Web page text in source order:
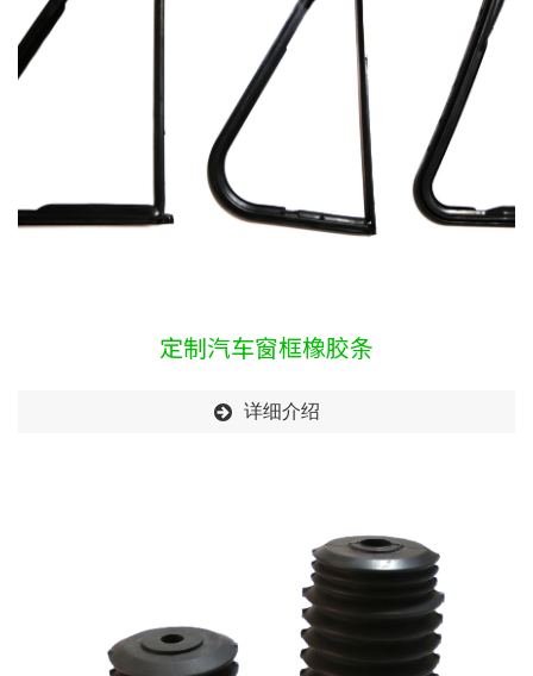
定制汽车窗框橡胶条
详细介绍